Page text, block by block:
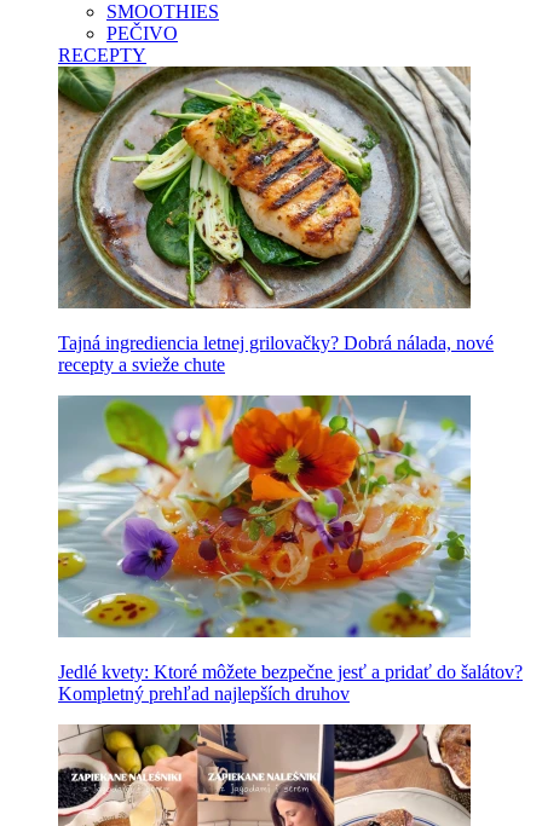
SMOOTHIES
PEČIVO
RECEPTY
Tajná ingrediencia letnej grilovačky? Dobrá nálada, nové
recepty a svieže chute
Jedlé kvety: Ktoré môžete bezpečne jesť a pridať do šalátov?
Kompletný prehľad najlepších druhov